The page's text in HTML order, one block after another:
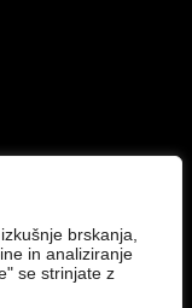
brskanja,
in analiziranje
se strinjate z